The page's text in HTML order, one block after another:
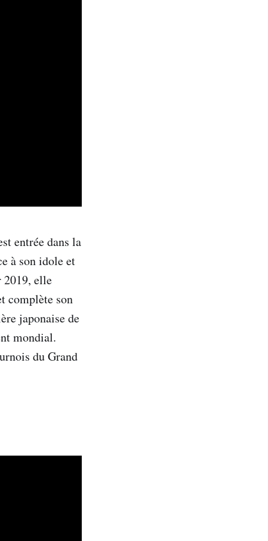
entrée dans la
à son idole et
2019, elle
complète son
japonaise de
mondial.
du Grand